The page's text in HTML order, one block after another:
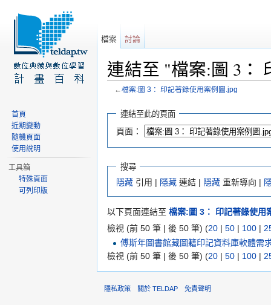
連結至 "檔案:圖 3：
←檔案:圖 3： 印記著錄使用案例圖.jpg
連結至此的頁面
頁面：
搜尋
隱藏 引用 | 隱藏 連結 | 隱藏 重新導向 |
以下頁面連結至 檔案:圖 3： 印記著錄使用
檢視 (前 50 筆 | 後 50 筆) (20 | 50 | 100 |
傅斯年圖書館藏圖籍印記資料庫軟體需
檢視 (前 50 筆 | 後 50 筆) (20 | 50 | 100 |
檔案 討論
首頁
近期變動
隨機頁面
使用說明
工具箱
特殊頁面
可列印版
隱私政策 關於 TELDAP 免責聲明